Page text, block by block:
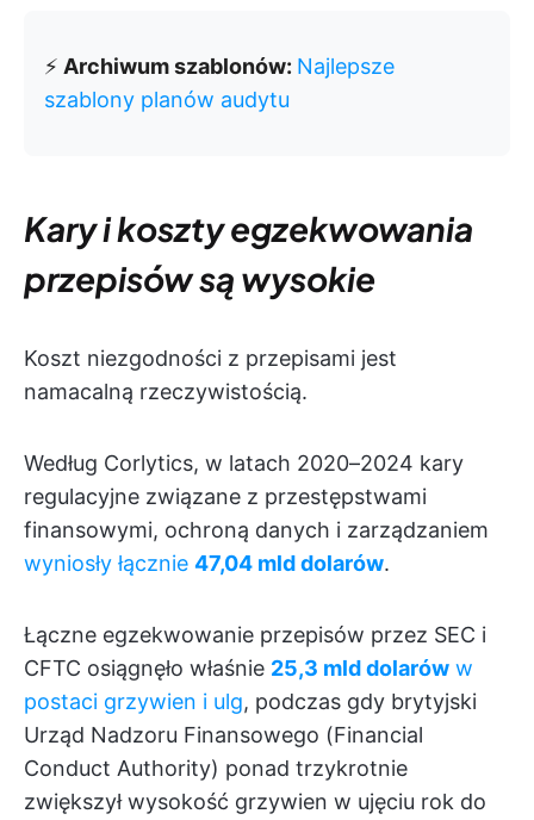
⚡️ Archiwum szablonów: Najlepsze
szablony planów audytu
Kary i koszty egzekwowania
przepisów są wysokie
Koszt niezgodności z przepisami jest
namacalną rzeczywistością.
Według Corlytics, w latach 2020–2024 kary
regulacyjne związane z przestępstwami
finansowymi, ochroną danych i zarządzaniem
wyniosły łącznie 47,04 mld dolarów.
Łączne egzekwowanie przepisów przez SEC i
CFTC osiągnęło właśnie 25,3 mld dolarów w
postaci grzywien i ulg, podczas gdy brytyjski
Urząd Nadzoru Finansowego (Financial
Conduct Authority) ponad trzykrotnie
zwiększył wysokość grzywien w ujęciu rok do